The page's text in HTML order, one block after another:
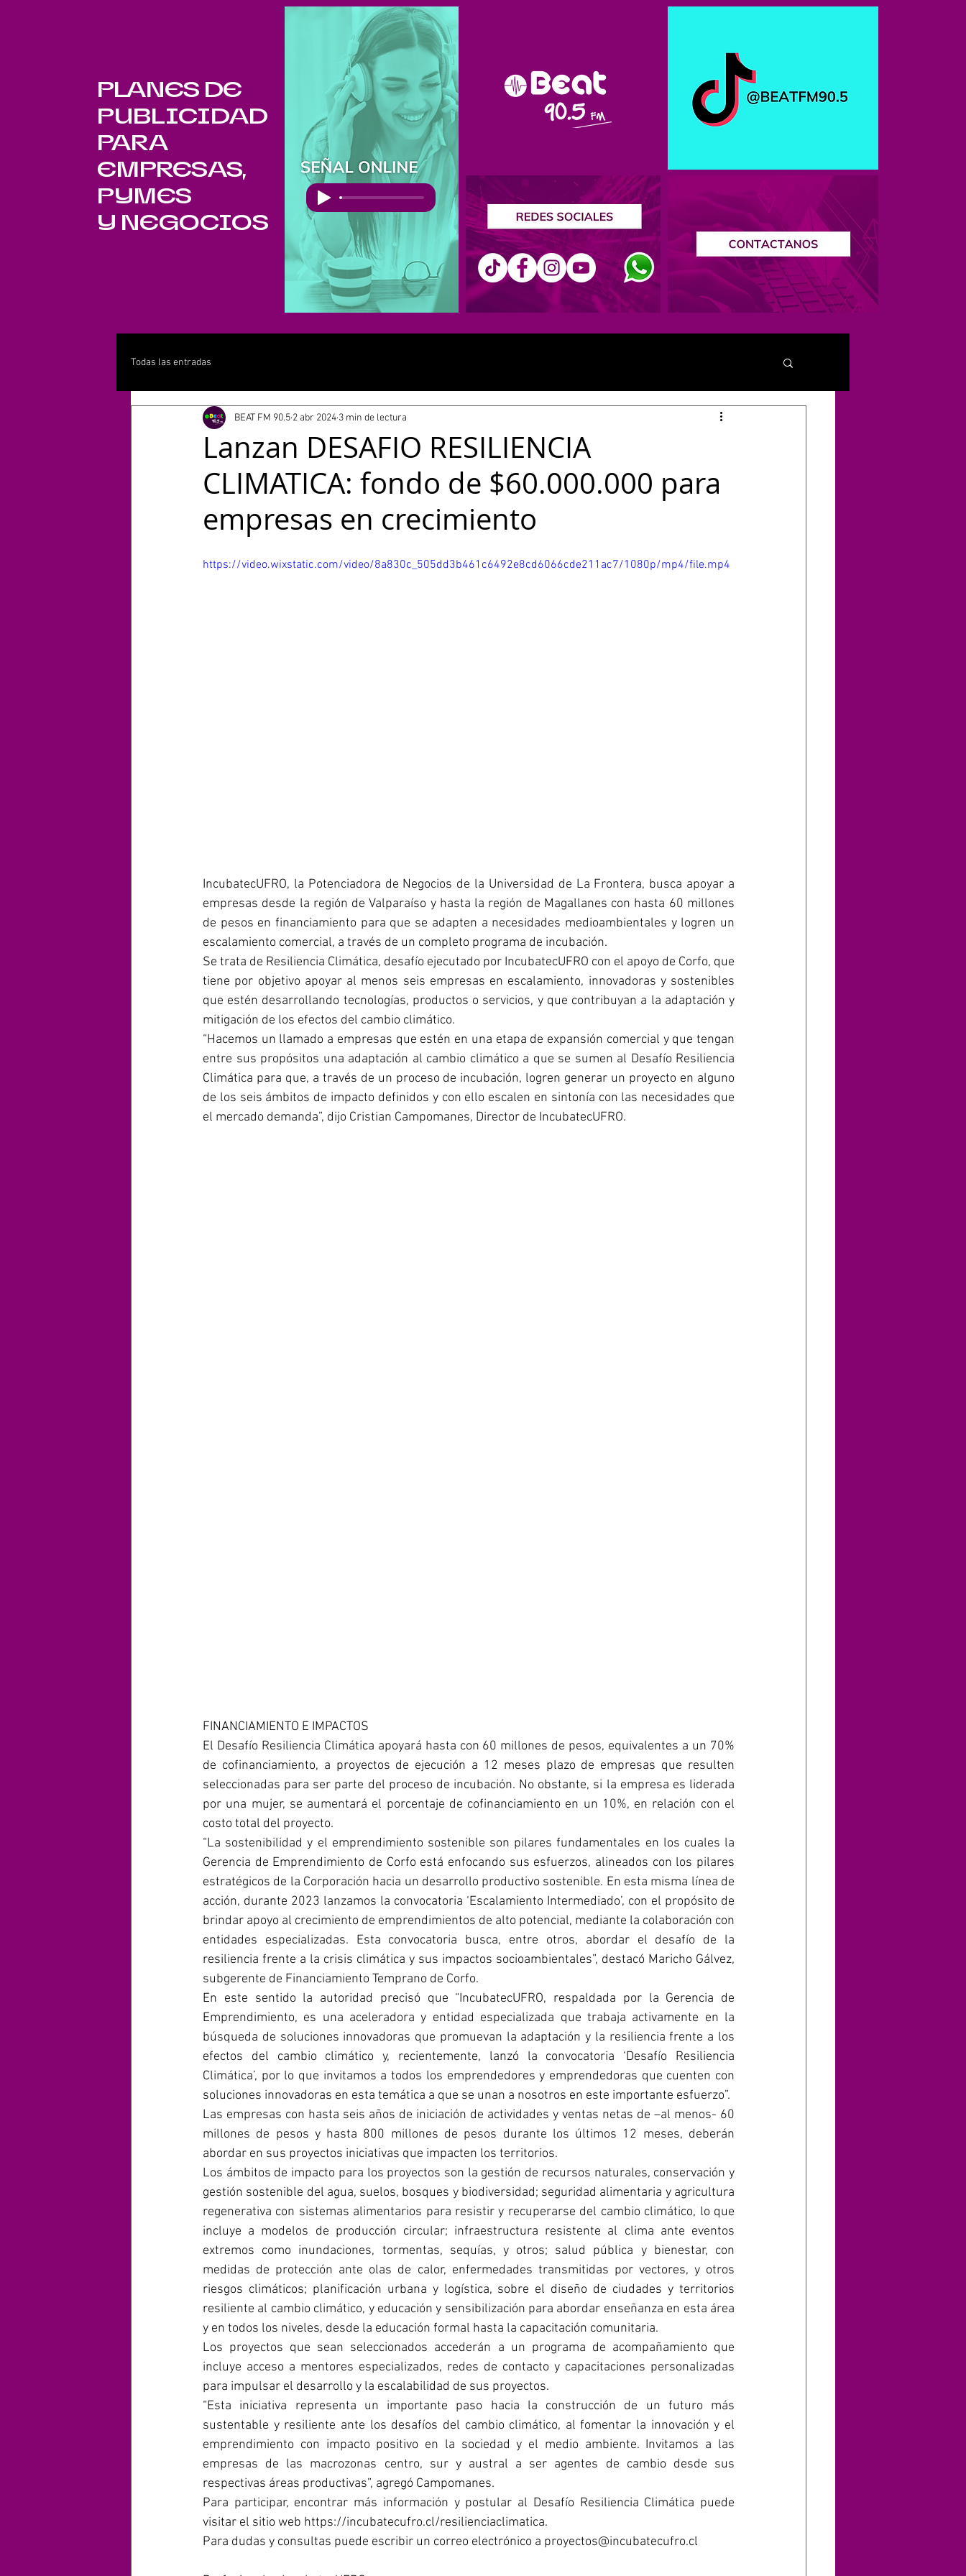
PLANES DE
PUBLICIDAD
PARA
EMPRESAS,
PYMES
Y NEGOCIOS
Todas las entradas
Lanzan DESAFIO RESILIENCIA
CLIMATICA: fondo de $60.000.000 para
empresas en crecimiento
BEAT FM 90.5 2 abr 2024 3 min de lectura
https://video.wixstatic.com/video/8a830c_505dd3b461c6492e8cd6066cde211ac7/1080p/mp4/file.mp4
IncubatecUFRO, la Potenciadora de Negocios de la Universidad de La Frontera, busca apoyar a
empresas desde la región de Valparaíso y hasta la región de Magallanes con hasta 60 millones
de pesos en financiamiento para que se adapten a necesidades medioambientales y logren un
escalamiento comercial, a través de un completo programa de incubación.
Se trata de Resiliencia Climática, desafío ejecutado por IncubatecUFRO con el apoyo de Corfo, que
tiene por objetivo apoyar al menos seis empresas en escalamiento, innovadoras y sostenibles
que estén desarrollando tecnologías, productos o servicios, y que contribuyan a la adaptación y
mitigación de los efectos del cambio climático.
“Hacemos un llamado a empresas que estén en una etapa de expansión comercial y que tengan
entre sus propósitos una adaptación al cambio climático a que se sumen al Desafío Resiliencia
Climática para que, a través de un proceso de incubación, logren generar un proyecto en alguno
de los seis ámbitos de impacto definidos y con ello escalen en sintonía con las necesidades que
el mercado demanda”, dijo Cristian Campomanes, Director de IncubatecUFRO.
FINANCIAMIENTO E IMPACTOS
El Desafío Resiliencia Climática apoyará hasta con 60 millones de pesos, equivalentes a un 70%
de cofinanciamiento, a proyectos de ejecución a 12 meses plazo de empresas que resulten
seleccionadas para ser parte del proceso de incubación. No obstante, si la empresa es liderada
por una mujer, se aumentará el porcentaje de cofinanciamiento en un 10%, en relación con el
costo total del proyecto.
“La sostenibilidad y el emprendimiento sostenible son pilares fundamentales en los cuales la
Gerencia de Emprendimiento de Corfo está enfocando sus esfuerzos, alineados con los pilares
estratégicos de la Corporación hacia un desarrollo productivo sostenible. En esta misma línea de
acción, durante 2023 lanzamos la convocatoria ‘Escalamiento Intermediado’, con el propósito de
brindar apoyo al crecimiento de emprendimientos de alto potencial, mediante la colaboración con
entidades especializadas. Esta convocatoria busca, entre otros, abordar el desafío de la
resiliencia frente a la crisis climática y sus impactos socioambientales”, destacó Maricho Gálvez,
subgerente de Financiamiento Temprano de Corfo.
En este sentido la autoridad precisó que “IncubatecUFRO, respaldada por la Gerencia de
Emprendimiento, es una aceleradora y entidad especializada que trabaja activamente en la
búsqueda de soluciones innovadoras que promuevan la adaptación y la resiliencia frente a los
efectos del cambio climático y, recientemente, lanzó la convocatoria ‘Desafío Resiliencia
Climática’, por lo que invitamos a todos los emprendedores y emprendedoras que cuenten con
soluciones innovadoras en esta temática a que se unan a nosotros en este importante esfuerzo”.
Las empresas con hasta seis años de iniciación de actividades y ventas netas de –al menos- 60
millones de pesos y hasta 800 millones de pesos durante los últimos 12 meses, deberán
abordar en sus proyectos iniciativas que impacten los territorios.
Los ámbitos de impacto para los proyectos son la gestión de recursos naturales, conservación y
gestión sostenible del agua, suelos, bosques y biodiversidad; seguridad alimentaria y agricultura
regenerativa con sistemas alimentarios para resistir y recuperarse del cambio climático, lo que
incluye a modelos de producción circular; infraestructura resistente al clima ante eventos
extremos como inundaciones, tormentas, sequías, y otros; salud pública y bienestar, con
medidas de protección ante olas de calor, enfermedades transmitidas por vectores, y otros
riesgos climáticos; planificación urbana y logística, sobre el diseño de ciudades y territorios
resiliente al cambio climático, y educación y sensibilización para abordar enseñanza en esta área
y en todos los niveles, desde la educación formal hasta la capacitación comunitaria.
Los proyectos que sean seleccionados accederán a un programa de acompañamiento que
incluye acceso a mentores especializados, redes de contacto y capacitaciones personalizadas
para impulsar el desarrollo y la escalabilidad de sus proyectos.
“Esta iniciativa representa un importante paso hacia la construcción de un futuro más
sustentable y resiliente ante los desafíos del cambio climático, al fomentar la innovación y el
emprendimiento con impacto positivo en la sociedad y el medio ambiente. Invitamos a las
empresas de las macrozonas centro, sur y austral a ser agentes de cambio desde sus
respectivas áreas productivas”, agregó Campomanes.
Para participar, encontrar más información y postular al Desafío Resiliencia Climática puede
visitar el sitio web https://incubatecufro.cl/resilienciaclimatica.
Para dudas y consultas puede escribir un correo electrónico a proyectos@incubatecufro.cl